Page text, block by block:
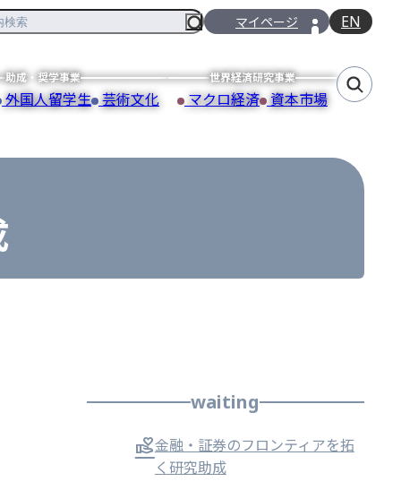
マイページ EN
助成・奨学事業
外国人留学生 芸術文化
世界経済研究事業
マクロ経済 資本市場
waiting
金融・証券のフロンティアを拓
く研究助成